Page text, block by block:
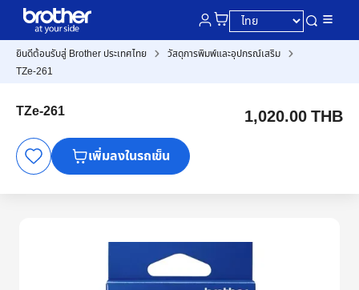
ยินดีต้อนรับสู่ Brother ประเทศไทย
วัสดุการพิมพ์และอุปกรณ์เสริม
TZe-261
TZe-261 1,020.00 THB
เพิ่มลงในรถเข็น